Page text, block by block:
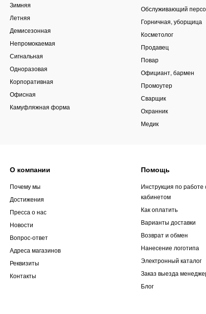
Зимняя
Летняя
Демисезонная
Непромокаемая
Сигнальная
Одноразовая
Корпоративная
Офисная
Камуфляжная форма
Обслуживающий
Горничная, уборщица
Косметолог
Продавец
Повар
Официант, бармен
Промоутер
Сварщик
Охранник
Медик
О компании
Почему мы
Достижения
Пресса о нас
Новости
Вопрос-ответ
Адреса магазинов
Реквизиты
Контакты
Помощь
Инструкция по
кабинетом
Как оплатить
Варианты доставки
Возврат и обмен
Нанесение логотипа
Электронный каталог
Заказ выезда
Блог